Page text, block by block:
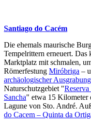
Santiago do Cacém
Die ehemals maurische
Tempelrittern erneuert. Das
Marktplatz mit schmalen,
Römerfestung Miróbriga –
archäologischer
Naturschutzgebiet "
Sancha" etwa 15 Kilometer
Lagune von Sto. André.
do Cacem – Quinta da